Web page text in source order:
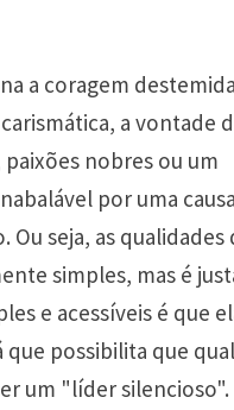
a coragem
a vontade
nobres ou um
por uma
Ou seja, as
simples, mas é
e acessíveis é que
possibilita que
um "líder